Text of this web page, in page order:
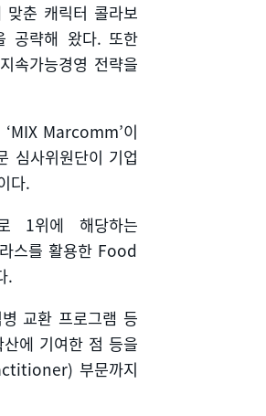
맞춘 캐릭터 콜라보
공략해 왔다. 또한
속가능경영 전략을
‘MIX Marcomm’이
심사위원단이 기업
다.
1위에 해당하는
스를 활용한 Food
.
교환 프로그램 등
에 기여한 점 등을
부문까지